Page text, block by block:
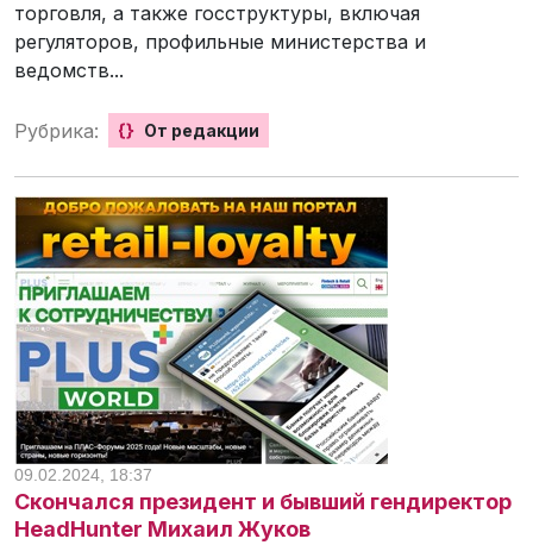
торговля, а также госструктуры, включая
регуляторов, профильные министерства и
ведомств...
Рубрика: {} От редакции
09.02.2024, 18:37
Скончался президент и бывший гендиректор
HeadHunter Михаил Жуков